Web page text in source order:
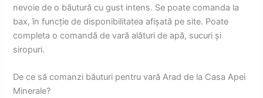
nevoie de o băutură cu gust intens. Se poate comanda la
bax, în funcție de disponibilitatea afișată pe site. Poate
completa o comandă de vară alături de apă, sucuri și
siropuri.
De ce să comanzi băuturi pentru vară Arad de la Casa Apei
Minerale?